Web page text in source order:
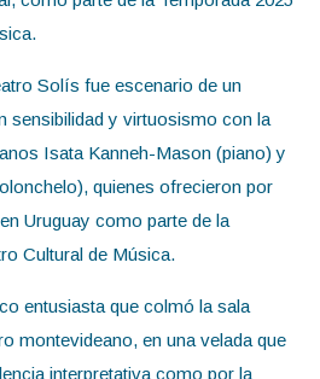
Solís fue escenario de un
sensibilidad y virtuosismo con la
Isata Kanneh-Mason (piano) y
quienes ofrecieron por
Uruguay como parte de la
Cultural de Música.
entusiasta que colmó la sala
montevideano, en una velada que
interpretativa como por la